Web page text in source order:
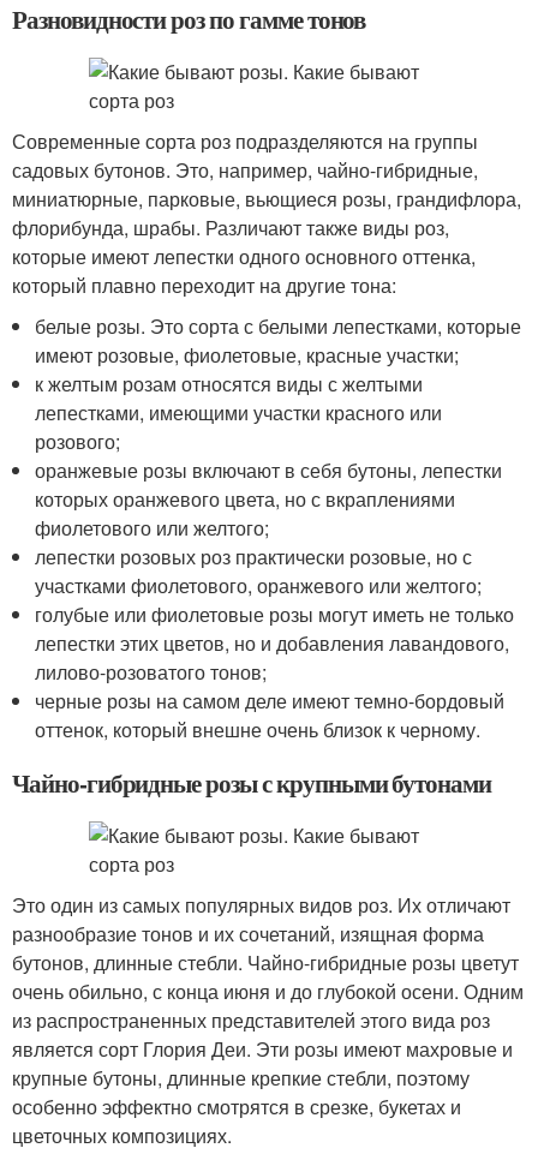
Разновидности роз по гамме тонов
Современные сорта роз подразделяются на группы
садовых бутонов. Это, например, чайно-гибридные,
миниатюрные, парковые, вьющиеся розы, грандифлора,
флорибунда, шрабы. Различают также виды роз,
которые имеют лепестки одного основного оттенка,
который плавно переходит на другие тона:
белые розы. Это сорта с белыми лепестками, которые
имеют розовые, фиолетовые, красные участки;
к желтым розам относятся виды с желтыми
лепестками, имеющими участки красного или
розового;
оранжевые розы включают в себя бутоны, лепестки
которых оранжевого цвета, но с вкраплениями
фиолетового или желтого;
лепестки розовых роз практически розовые, но с
участками фиолетового, оранжевого или желтого;
голубые или фиолетовые розы могут иметь не только
лепестки этих цветов, но и добавления лавандового,
лилово-розоватого тонов;
черные розы на самом деле имеют темно-бордовый
оттенок, который внешне очень близок к черному.
Чайно-гибридные розы с крупными бутонами
Это один из самых популярных видов роз. Их отличают
разнообразие тонов и их сочетаний, изящная форма
бутонов, длинные стебли. Чайно-гибридные розы цветут
очень обильно, с конца июня и до глубокой осени. Одним
из распространенных представителей этого вида роз
является сорт Глория Деи. Эти розы имеют махровые и
крупные бутоны, длинные крепкие стебли, поэтому
особенно эффектно смотрятся в срезке, букетах и
цветочных композициях.